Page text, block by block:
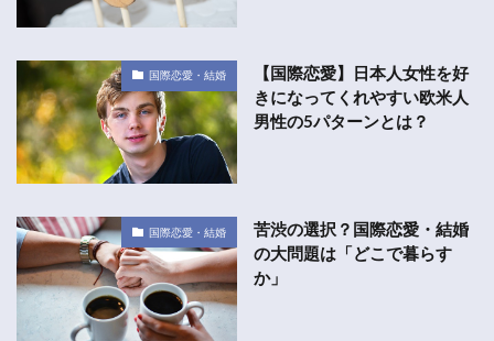
国際恋愛・結婚
【国際恋愛】日本人女性を好
きになってくれやすい欧米人
男性の5パターンとは？
国際恋愛・結婚
苦渋の選択？国際恋愛・結婚
の大問題は「どこで暮らす
か」